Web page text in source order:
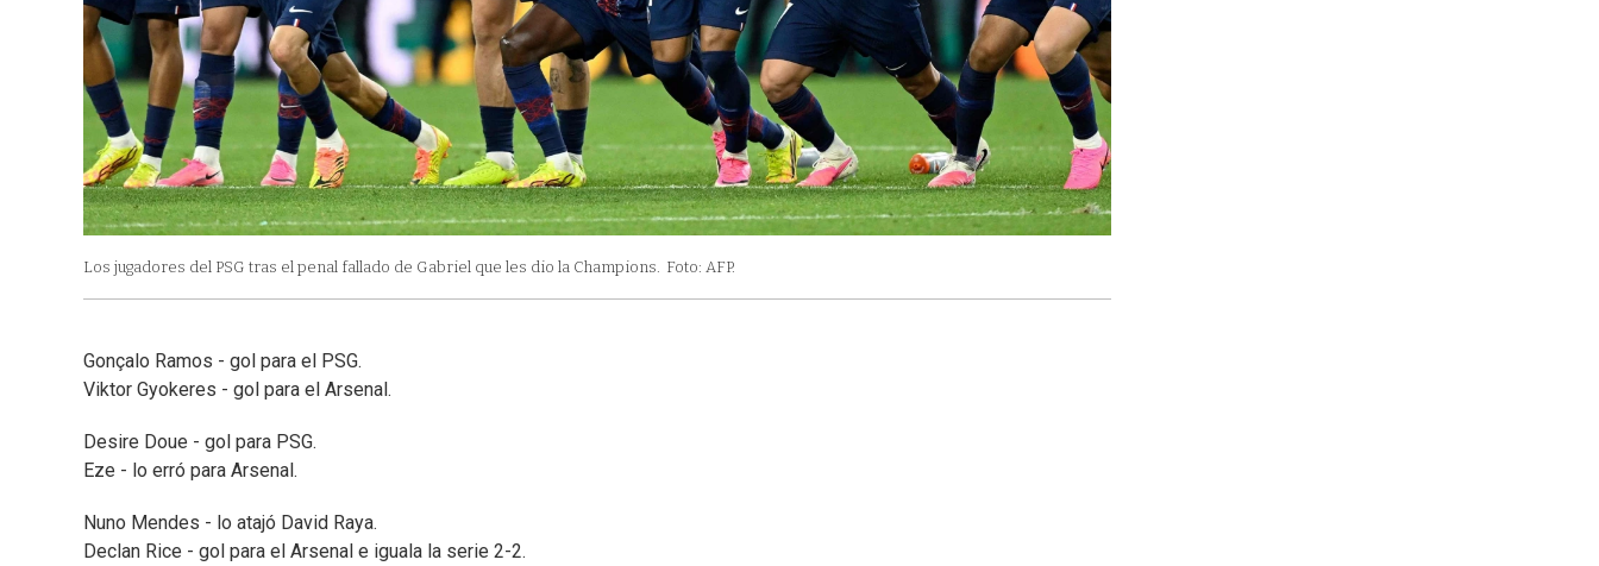
Los jugadores del PSG tras el penal fallado de Gabriel que les dio la Champions. Foto: AFP.
Gonçalo Ramos - gol para el PSG.
Viktor Gyokeres - gol para el Arsenal.
Desire Doue - gol para PSG.
Eze - lo erró para Arsenal.
Nuno Mendes - lo atajó David Raya.
Declan Rice - gol para el Arsenal e iguala la serie 2-2.